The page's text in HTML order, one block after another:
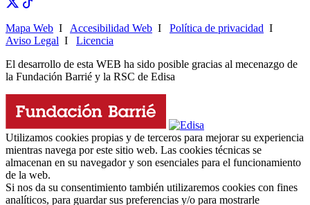
Mapa Web I Accesibilidad Web I Política de privacidad I
Aviso Legal I Licencia
El desarrollo de esta WEB ha sido posible gracias al mecenazgo de
la Fundación Barrié y la RSC de Edisa
Utilizamos cookies propias y de terceros para mejorar su experiencia
mientras navega por este sitio web. Las cookies técnicas se
almacenan en su navegador y son esenciales para el funcionamiento
de la web.
Si nos da su consentimiento también utilizaremos cookies con fines
analíticos, para guardar sus preferencias y/o para mostrarle